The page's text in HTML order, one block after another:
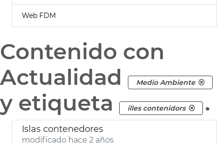
Web FDM
Contenido con
Actualidad
Medio Ambiente
y etiqueta illes contenidors .
Islas contenedores
modificado hace 2 años